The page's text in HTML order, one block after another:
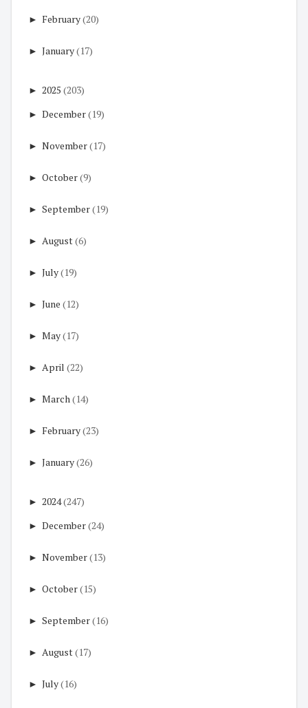
► February(20)
► January(17)
► 2025 (203)
► December(19)
► November(17)
► October(9)
► September(19)
► August(6)
► July(19)
► June (12)
► May(17)
► April (22)
► March(14)
► February(23)
► January(26)
► 2024(247)
► December(24)
► November(13)
► October(15)
► September(16)
► August(17)
► July(16)